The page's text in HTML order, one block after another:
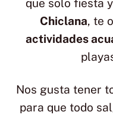
que solo fiesta
Chiclana, te
actividades
Nos gusta tener
para que todo